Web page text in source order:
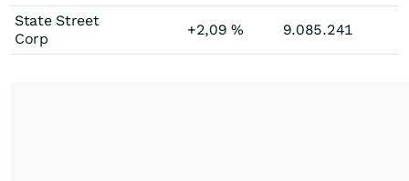
State Street
Corp
+2,09% 9.085.241